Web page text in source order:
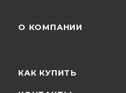
О КОМПАНИИ
КАК КУПИТЬ